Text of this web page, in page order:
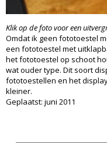
Klik op de foto voor een
Omdat ik geen fototoestel
een fototoestel met
het fototoestel op schoot
wat ouder type. Dit soort
fototoestellen en het
kleiner.
Geplaatst: juni 2011